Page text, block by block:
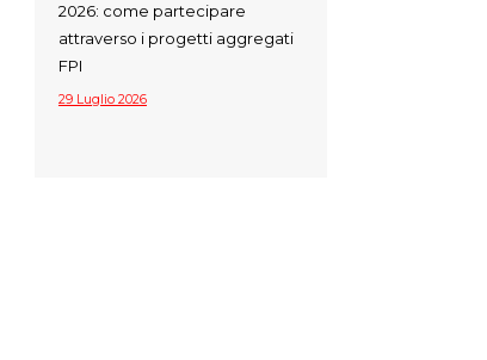
2026: come partecipare
attraverso i progetti aggregati
FPI
29 Luglio 2026